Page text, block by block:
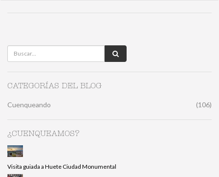
CATEGORÍAS DEL BLOG
Cuenqueando (106)
¿CUENQUEAMOS?
Visita guiada a Huete Ciudad Monumental